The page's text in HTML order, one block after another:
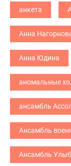
анкета
Анна
Анна Юдина
аномальные
ансамбль
Ансамбль
Ансамбль